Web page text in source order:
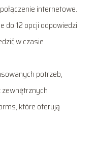
internetowe.
do 12 opcji odpowiedzi
w czasie
potrzeb,
które oferują